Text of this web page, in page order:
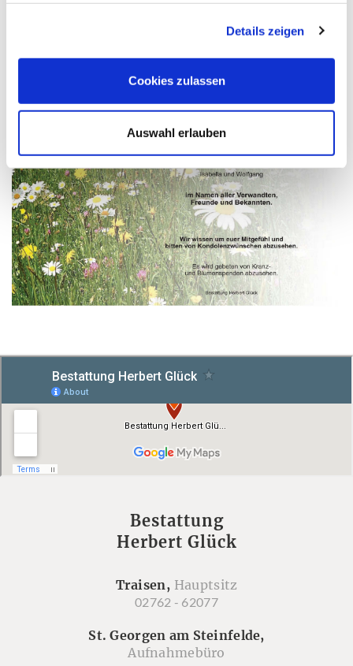
Details zeigen
Cookies zulassen
Auswahl erlauben
Bestattung
Herbert Glück
Traisen, Hauptsitz
02762 - 62077
St. Georgen am Steinfelde,
Aufnahmebüro